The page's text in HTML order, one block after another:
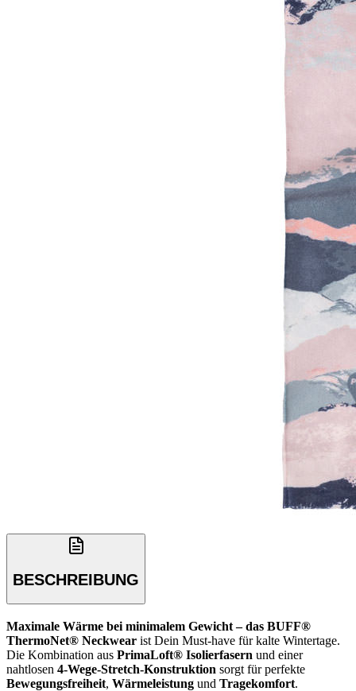
BESCHREIBUNG
Maximale Wärme bei minimalem Gewicht – das BUFF®
ThermoNet® Neckwear ist Dein Must-have für kalte Wintertage.
Die Kombination aus PrimaLoft® Isolierfasern und einer
nahtlosen 4-Wege-Stretch-Konstruktion sorgt für perfekte
Bewegungsfreiheit, Wärmeleistung und Tragekomfort.